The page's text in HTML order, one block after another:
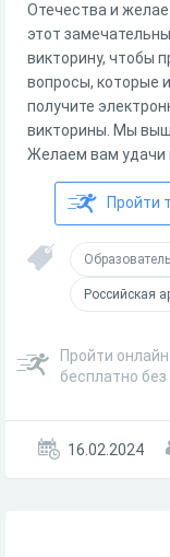
Отечества и
этот
викторину, чтобы
вопросы, которые
получите
викторины. Мы
Желаем вам удачи
Пройти
Российская
Пройти
бесплатно
16.02.2024